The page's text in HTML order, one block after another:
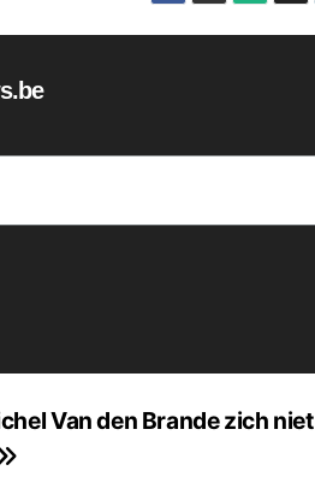
Van den Brande zich